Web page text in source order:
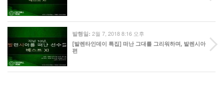
발행일: 2월 7, 2018 8:16 오후
[발렌타인데이 특집] 떠난 그대를 그리워하며, 발렌시아
편